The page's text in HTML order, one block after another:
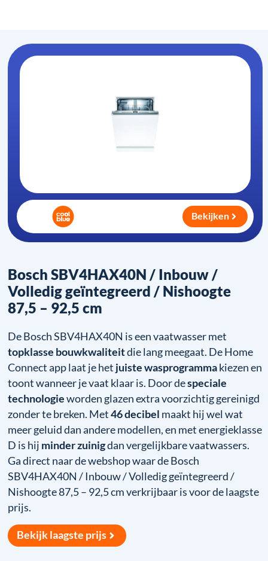
Bosch SBV4HAX40N / Inbouw /
Volledig geïntegreerd / Nishoogte
87,5 – 92,5 cm
De Bosch SBV4HAX40N is een vaatwasser met
topklasse bouwkwaliteitdie lang meegaat. De Home
Connect app laat je het juiste wasprogrammakiezen en
toont wanneer je vaat klaar is. Door despeciale
technologieworden glazen extra voorzichtig gereinigd
zonder te breken. Met46 decibel maakt hij wel wat
meer geluid dan andere modellen, en met energieklasse
D is hij minder zuinigdan vergelijkbare vaatwassers.
Ga direct naar de webshop waar de Bosch
SBV4HAX40N / Inbouw / Volledig geïntegreerd /
Nishoogte 87,5 – 92,5 cm verkrijbaar is voor de laagste
prijs.
Bekijk laagste prijs
Bekijken